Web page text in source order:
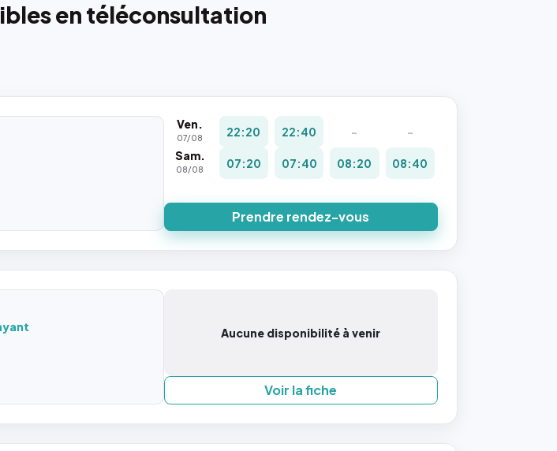
en téléconsultation
Ven.
07/08 22:20 22:40 -
-
Sam.
08/08 07:20 07:40 08:20 08:40
Prendre rendez-vous
Aucune disponibilité à venir
Voir la fiche